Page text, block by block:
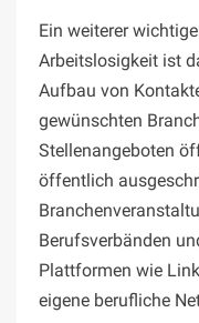
Ein weiterer
Arbeitslosigkeit ist
Aufbau von
gewünschten
Stellenangeboten
öffentlich
Berufsverbänden
Plattformen wie
eigene berufliche